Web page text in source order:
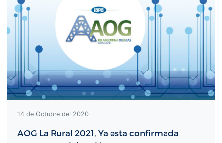
14 de Octubre del 2020
AOG La Rural 2021, Ya esta confirmada